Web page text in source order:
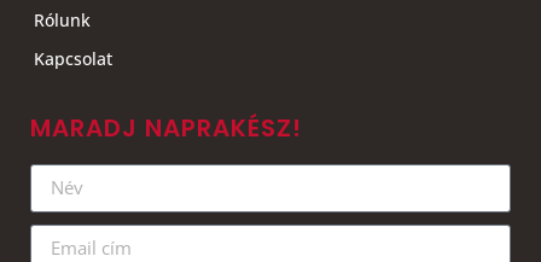
Rólunk
Kapcsolat
MARADJ NAPRAKÉSZ!